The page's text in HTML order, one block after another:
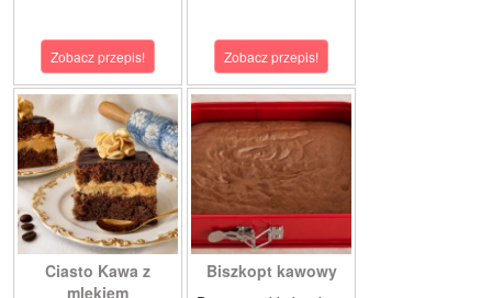
Zobacz przepis! Zobacz przepis!
Ciasto Kawa z
mlekiem
Biszkopt kawowy